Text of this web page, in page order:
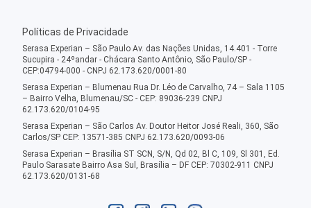
Políticas de Privacidade
Serasa Experian – São Paulo Av. das Nações Unidas, 14.401 - Torre
Sucupira - 24ºandar - Chácara Santo Antônio, São Paulo/SP -
CEP:04794-000 - CNPJ 62.173.620/0001-80
Serasa Experian – Blumenau Rua Dr. Léo de Carvalho, 74 – Sala 1105
– Bairro Velha, Blumenau/SC - CEP: 89036-239 CNPJ
62.173.620/0104-95
Serasa Experian – São Carlos Av. Doutor Heitor José Reali, 360, São
Carlos/SP CEP: 13571-385 CNPJ 62.173.620/0093-06
Serasa Experian – Brasília ST SCN, S/N, Qd 02, Bl C, 109, Sl 301, Ed.
Paulo Sarasate Bairro Asa Sul, Brasília – DF CEP: 70302-911 CNPJ
62.173.620/0131-68